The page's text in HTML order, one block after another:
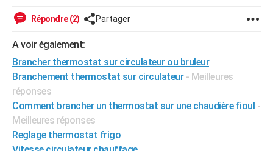
CARTE DE VOEUX
Dictionnaire
Biographies
Citations
Expressions
Proverbes
PROGRAMME TV
S'inscrire
Se connecter
Lycées
Collèges
Primaires
Universités
Entreprises
Service militaire
Avis de recherche
AVIS DE DÉCÈS
FORUM
Répondre (2) Partager
A voir également:
Brancher thermostat sur circulateur ou bruleur
Branchement thermostat sur circulateur - Meilleures
réponses
Comment brancher un thermostat sur une chaudière fioul -
Meilleures réponses
Reglage thermostat frigo